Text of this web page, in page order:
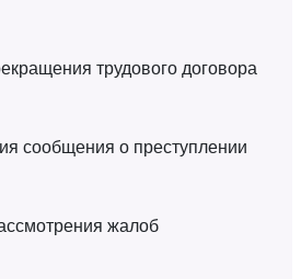
трудового договора
сообщения о преступлении
жалоб